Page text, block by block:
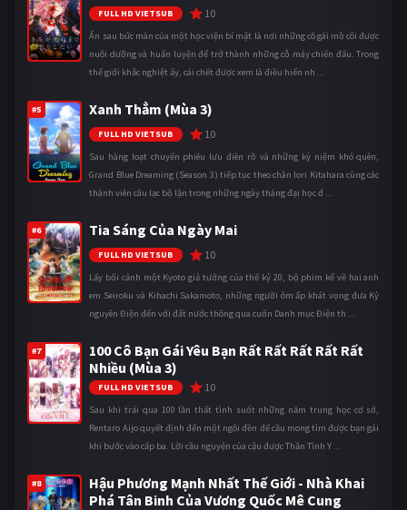
FULL HD VIETSUB 10
Ẩn sau bức màn của một học viện bí mật là nơi những cô gái mồ côi được
nuôi dưỡng và huấn luyện để trở thành những cỗ máy chiến đấu. Trong
thế giới khắc nghiệt ấy, cái chết được xem là điều hiển nh ...
#5 Xanh Thẳm (Mùa 3)
FULL HD VIETSUB 10
Sau hàng loạt chuyến phiêu lưu điên rồ và những kỷ niệm khó quên,
Grand Blue Dreaming (Season 3) tiếp tục theo chân Iori Kitahara cùng các
thành viên câu lạc bộ lặn trong những ngày tháng đại học đ ...
#6 Tia Sáng Của Ngày Mai
FULL HD VIETSUB 10
Lấy bối cảnh một Kyoto giả tưởng của thế kỷ 20, bộ phim kể về hai anh
em Seiroku và Kihachi Sakamoto, những người ôm ấp khát vọng đưa Kỷ
nguyên Điện đến với đất nước thông qua cuốn Danh mục Điện th ...
#7
100 Cô Bạn Gái Yêu Bạn Rất Rất Rất Rất Rất
Nhiều (Mùa 3)
FULL HD VIETSUB 10
Sau khi trải qua 100 lần thất tình suốt những năm trung học cơ sở,
Rentaro Aijo quyết định đến một ngôi đền để cầu mong tìm được bạn gái
khi bước vào cấp ba. Lời cầu nguyện của cậu được Thần Tình Y ...
#8
Hậu Phương Mạnh Nhất Thế Giới - Nhà Khai
Phá Tân Binh Của Vương Quốc Mê Cung